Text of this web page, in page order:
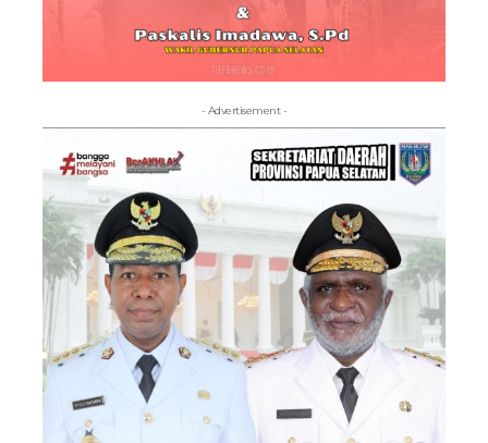
- Advertisement -